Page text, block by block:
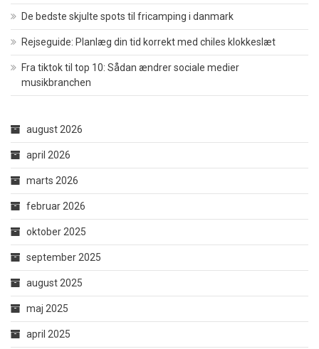
De bedste skjulte spots til fricamping i danmark
Rejseguide: Planlæg din tid korrekt med chiles klokkeslæt
Fra tiktok til top 10: Sådan ændrer sociale medier
musikbranchen
august 2026
april 2026
marts 2026
februar 2026
oktober 2025
september 2025
august 2025
maj 2025
april 2025